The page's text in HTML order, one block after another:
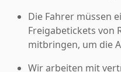
Die Fahrer müssen
Freigabetickets von
mitbringen, um die
Wir arbeiten mit